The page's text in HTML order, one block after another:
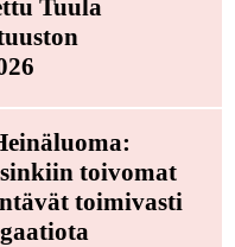
Tuula
toivomat
toimivasti